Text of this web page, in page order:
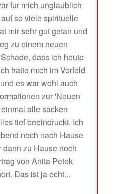
für mich unglaublich
so viele spirituelle
mir sehr gut getan und
zu einem neuen
dass ich heute
hatte mich im Vorfeld
es war wohl auch
zur 'Neuen
alle sacken
tief beeindruckt. Ich
noch nach Hause
dann zu Hause noch
von Anita Petek
Das ist ja echt...